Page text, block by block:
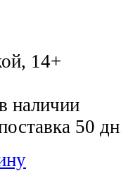
14+
наличии
50